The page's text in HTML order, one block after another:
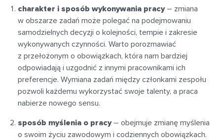
charakter i sposób wykonywania pracy– zmiana
w obszarze zadań może polegać na podejmowaniu
samodzielnych decyzji o kolejności, tempie i zakresie
wykonywanych czynności. Warto porozmawiać
z przełożonym o obowiązkach, która nam bardziej
odpowiadają i uzgodnić z innymi pracownikami ich
preferencje. Wymiana zadań między członkami zespołu
pozwoli każdemu wykorzystać swoje talenty, a praca
nabierze nowego sensu.
sposób myślenia o pracy– obejmuje zmianę myślenia
o swoim życiu zawodowym i codziennych obowiązkach.